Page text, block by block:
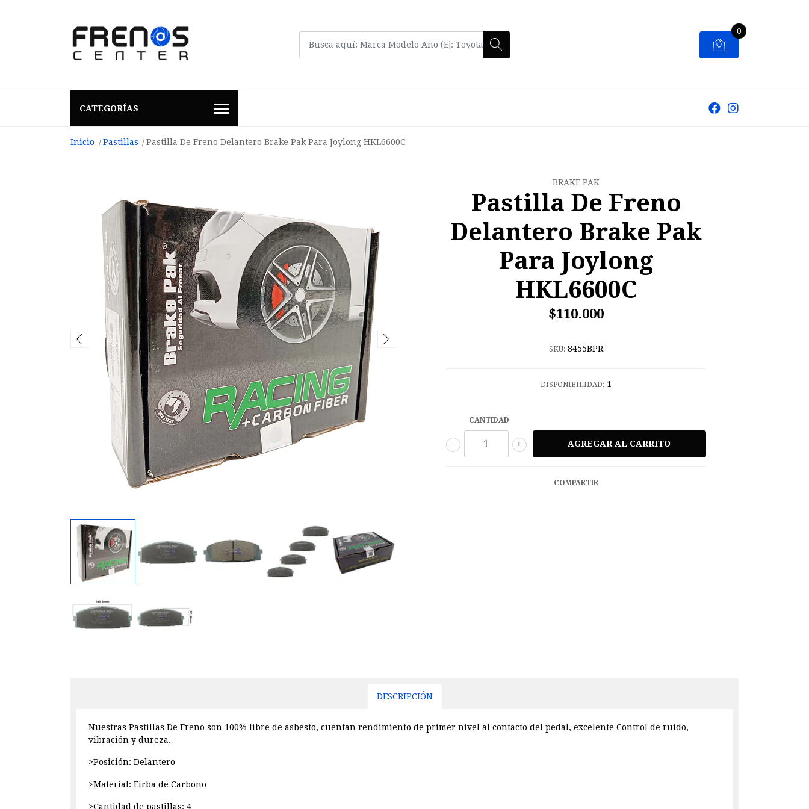
0
CATEGORÍAS
Inicio Pastillas Pastilla De Freno Delantero Brake Pak Para Joylong HKL6600C
BRAKE PAK
Pastilla De Freno
Delantero Brake Pak
Para Joylong
HKL6600C
$110.000
SKU: 8455BPR
DISPONIBILIDAD: 1
CANTIDAD
+
-
COMPARTIR
DESCRIPCIÓN
Nuestras Pastillas De Freno son 100% libre de asbesto, cuentan rendimiento de primer nivel al contacto del pedal, excelente Control de ruido,
vibración y dureza.
>Posición: Delantero
>Material: Firba de Carbono
>Cantidad de pastillas: 4